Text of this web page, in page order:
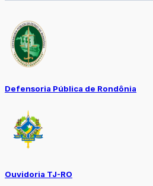
Defensoria Pública de Rondônia
Ouvidoria TJ-RO